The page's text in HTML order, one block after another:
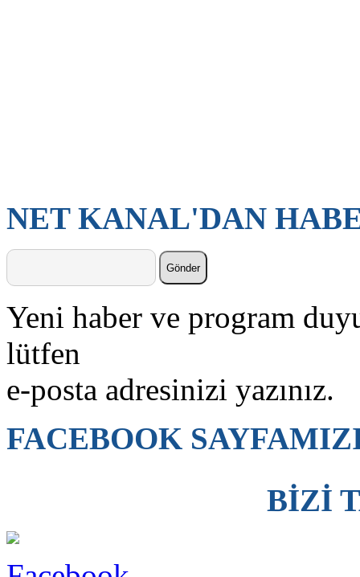
NET KANAL'DAN
Yeni haber ve program
lütfen
e-posta adresinizi yazınız.
FACEBOOK
BİZİ